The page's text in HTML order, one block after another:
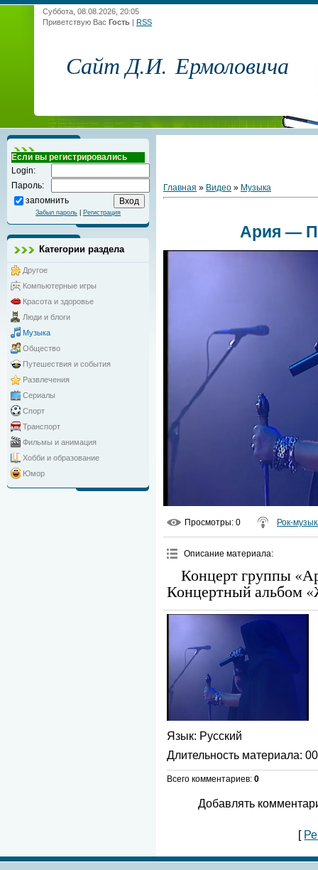
Суббота, 08.08.2026, 20:05
Приветствую Вас Гость | RSS
Сайт Д.И. Ермоловича
Если вы регистрировались
Login:
Пароль:
запомнить
Забыл пароль Регистрация
Категории раздела
Другое
Компьютерные игры
Красота и здоровье
Люди и блоги
Музыка
Общество
Путешествия и события
Развлечения
Сериалы
Спорт
Транспорт
Фильмы и анимация
Хобби и образование
Юмор
Главная » Видео » Музыка
Ария —
Просмотры: 0 Рок-
Описание материала:
Концерт группы
Концертный альбом
Язык: Русский
Длительность материала:
Всего комментариев: 0
Добавлять
[